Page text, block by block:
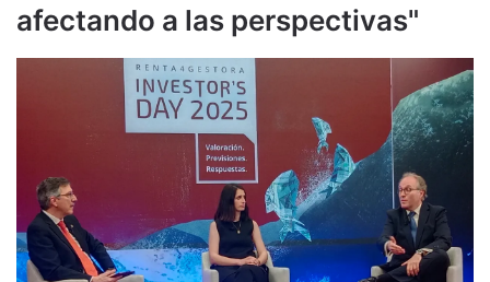
afectando a las perspectivas"